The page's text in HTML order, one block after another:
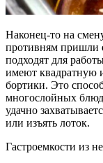
Наконец-то на
противням пришли
подходят для
имеют квадратную
бортики. Это
многослойных
удачно
или изъять лоток.
Гастроемкости из